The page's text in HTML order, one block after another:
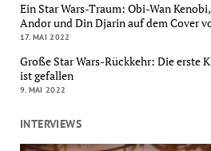
Ein Star Wars-Traum: Obi-Wan
Andor und Din Djarin auf dem Cover
17. MAI 2022
Große Star Wars-Rückkehr: Die erste
ist gefallen
9. MAI 2022
INTERVIEWS